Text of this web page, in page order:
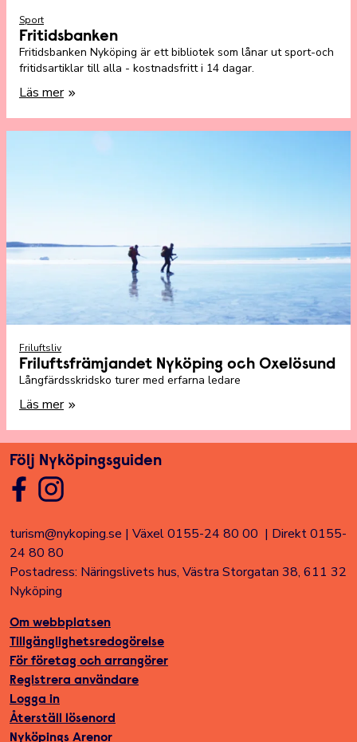
Sport
Fritidsbanken
Fritidsbanken Nyköping är ett bibliotek som lånar ut sport-och
fritidsartiklar till alla - kostnadsfritt i 14 dagar.
Läs mer
Friluftsliv
Friluftsfrämjandet Nyköping och Oxelösund
Långfärdsskridsko turer med erfarna ledare
Läs mer
Följ Nyköpingsguiden
turism@nykoping.se | Växel 0155-24 80 00 | Direkt 0155-
24 80 80
Postadress: Näringslivets hus, Västra Storgatan 38, 611 32
Nyköping
Om webbplatsen
Tillgänglighetsredogörelse
För företag och arrangörer
Registrera användare
Logga in
Återställ lösenord
Nyköpings Arenor